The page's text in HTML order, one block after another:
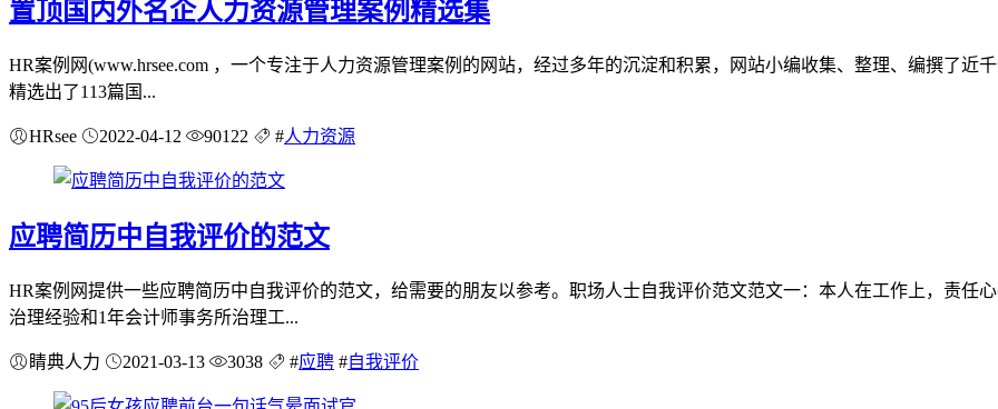
置顶 国内外名企人力资源管理案例精选集
HR案例网(www.hrsee.com ，一个专注于人力资源管理案例的网站，经过多年的沉淀和积累，网站小编收集、整理、编撰了
精选出了113篇国...
HRsee 2022-04-12 90122 #人力资源
应聘简历中自我评价的范文
HR案例网提供一些应聘简历中自我评价的范文，给需要的朋友以参考。职场人士自我评价范文范文一：本人在工作上，责任
治理经验和1年会计师事务所治理工...
睛典人力 2021-03-13 3038 #应聘 #自我评价